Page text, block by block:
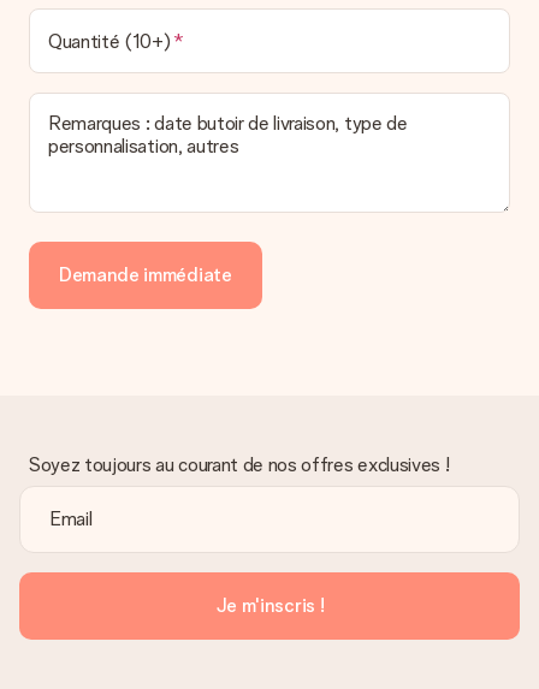
Quantité (10+)
Remarques : date butoir de livraison, type de
personnalisation, autres
Demande immédiate
Soyez toujours au courant de nos offres exclusives !
Je m'inscris !